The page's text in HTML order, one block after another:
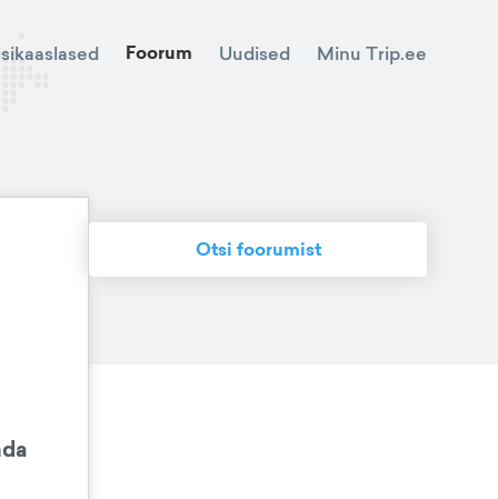
Foorum Uudised Minu Trip.ee
Otsi foorumist